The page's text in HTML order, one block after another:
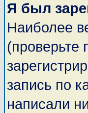
Я был
Наиболее
(проверьте
запись по
написали